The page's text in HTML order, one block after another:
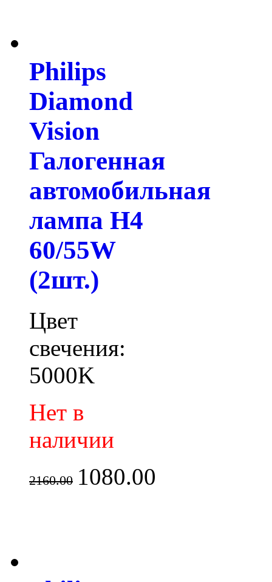
Philips
Diamond
Vision
Галогенная
автомобильная
лампа H4
60/55W
(2шт.)
Цвет
свечения:
5000K
Нет в
наличии
2160.00 1080.00